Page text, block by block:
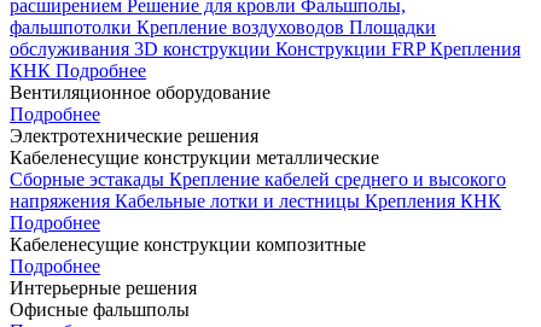
расширением Решение для кровли Фальшполы,
фальшпотолки Крепление воздуховодов Площадки
обслуживания 3D конструкции Конструкции FRPКрепления
КНК Подробнее
Вентиляционное оборудование
Подробнее
Электротехнические решения
Кабеленесущие конструкции металлические
Сборные эстакады Крепление кабелей среднего и высокого
напряжения Кабельные лотки и лестницы Крепления КНК
Подробнее
Кабеленесущие конструкции композитные
Подробнее
Интерьерные решения
Офисные фальшполы